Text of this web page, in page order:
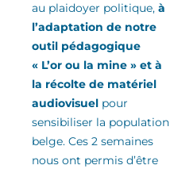
au plaidoyer politique, à
l’adaptation de notre
outil pédagogique
« L’or ou la mine » et à
la récolte de matériel
audiovisuel pour
sensibiliser la population
belge. Ces 2 semaines
nous ont permis d’être